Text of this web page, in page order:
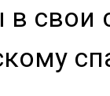
в свои